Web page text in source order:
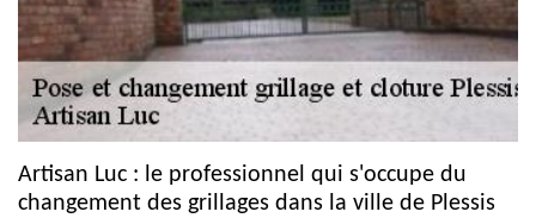
Artisan Luc : le professionnel qui s'occupe du
changement des grillages dans la ville de Plessis